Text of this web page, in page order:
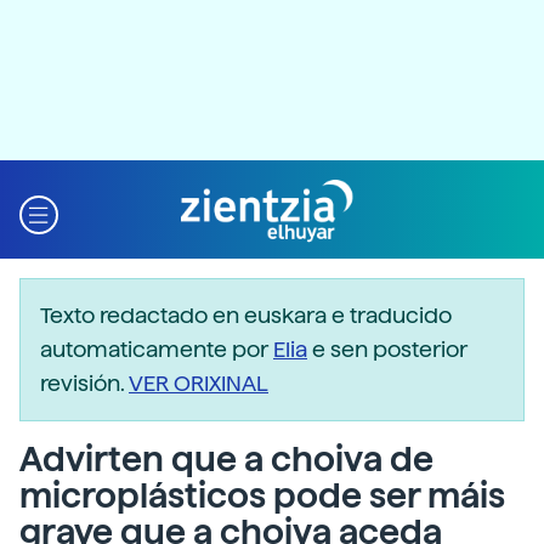
Texto redactado en euskara e traducido
automaticamente porEliae sen posterior
revisión.VER ORIXINAL
Advirten que a choiva de
microplásticos pode ser máis
grave que a choiva aceda